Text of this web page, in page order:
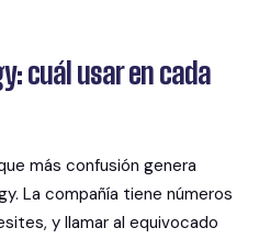
cuál usar en cada
más confusión genera
La compañía tiene números
y llamar al equivocado